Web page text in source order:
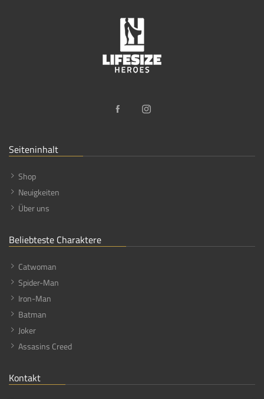
Seiteninhalt
Shop
Neuigkeiten
Über uns
Beliebteste Charaktere
Catwoman
Spider-Man
Iron-Man
Batman
Joker
Assasins Creed
Kontakt